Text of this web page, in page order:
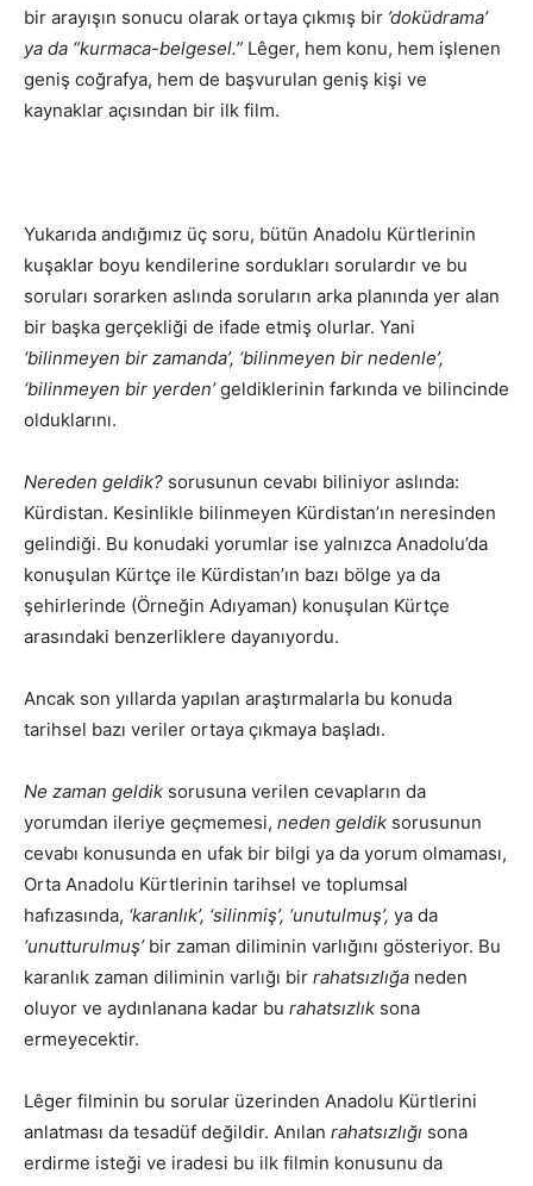
bir arayışın sonucu olarak ortaya çıkmış bir ’doküdrama’
ya da “kurmaca-belgesel.” Lêger, hem konu, hem işlenen
geniş coğrafya, hem de başvurulan geniş kişi ve
kaynaklar açısından bir ilk film.
Yukarıda andığımız üç soru, bütün Anadolu Kürtlerinin
kuşaklar boyu kendilerine sordukları sorulardır ve bu
soruları sorarken aslında soruların arka planında yer alan
bir başka gerçekliği de ifade etmiş olurlar. Yani
‘bilinmeyen bir zamanda’, ‘bilinmeyen bir nedenle’,
‘bilinmeyen bir yerden’geldiklerinin farkında ve bilincinde
olduklarını.
Nereden geldik? sorusunun cevabı biliniyor aslında:
Kürdistan. Kesinlikle bilinmeyen Kürdistan’ın neresinden
gelindiği. Bu konudaki yorumlar ise yalnızca Anadolu’da
konuşulan Kürtçe ile Kürdistan’ın bazı bölge ya da
şehirlerinde (Örneğin Adıyaman) konuşulan Kürtçe
arasındaki benzerliklere dayanıyordu.
Ancak son yıllarda yapılan araştırmalarla bu konuda
tarihsel bazı veriler ortaya çıkmaya başladı.
Ne zaman geldik sorusuna verilen cevapların da
yorumdan ileriye geçmemesi, neden geldik sorusunun
cevabı konusunda en ufak bir bilgi ya da yorum olmaması,
Orta Anadolu Kürtlerinin tarihsel ve toplumsal
hafızasında, ‘karanlık’, ‘silinmiş’, ‘unutulmuş’, ya da
‘unutturulmuş’ bir zaman diliminin varlığını gösteriyor. Bu
karanlık zaman diliminin varlığı bir rahatsızlığa neden
oluyor ve aydınlanana kadar bu rahatsızlık sona
ermeyecektir.
Lêger filminin bu sorular üzerinden Anadolu Kürtlerini
anlatması da tesadüf değildir. Anılan rahatsızlığı sona
erdirme isteği ve iradesi bu ilk filmin konusunu da